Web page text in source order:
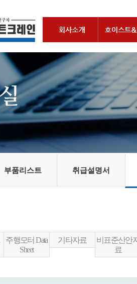
부품리스트 취급설명서
주행모터 Data
Sheet
기타자료
비표준산안
료